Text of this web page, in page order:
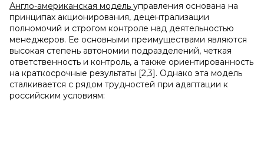
Англо-американская модель управления основана на
принципах акционирования, децентрализации
полномочий и строгом контроле над деятельностью
менеджеров. Ее основными преимуществами являются
высокая степень автономии подразделений, четкая
ответственность и контроль, а также ориентированность
на краткосрочные результаты [2,3]. Однако эта модель
сталкивается с рядом трудностей при адаптации к
российским условиям: